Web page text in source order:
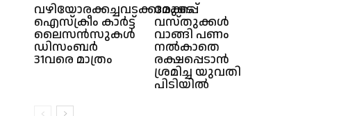
വഴിയോരക്കച്ചവടക്കാരുടെ
ഐസ്‌ക്രീം കാർട്ട്
ലൈസൻസുകൾ
ഡിസംബർ
31വരെ മാത്രം
മേക്കപ്പ്
വസ്തുക്കൾ
വാങ്ങി പണം
നൽകാതെ
രക്ഷപ്പെടാൻ
ശ്രമിച്ച യുവതി
പിടിയിൽ